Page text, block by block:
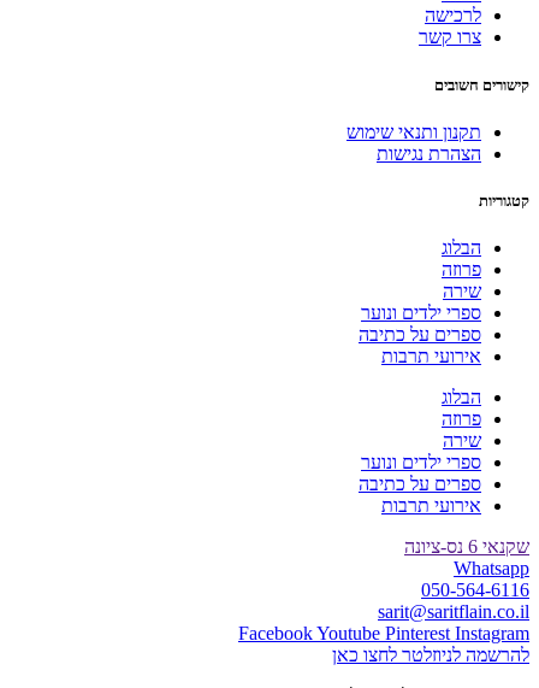
לרכישה
צרו קשר
קישורים חשובים
תקנון ותנאי שימוש
הצהרת נגישות
קטגוריות
הבלוג
פרוזה
שירה
ספרי ילדים ונוער
ספרים על כתיבה
אירועי תרבות
הבלוג
פרוזה
שירה
ספרי ילדים ונוער
ספרים על כתיבה
אירועי תרבות
שקנאי 6 נס-ציונה
Whatsapp
050-564-6116
sarit@saritflain.co.il
FacebookYoutube Pinterest Instagram
להרשמה לניוזלטר לחצו כאן